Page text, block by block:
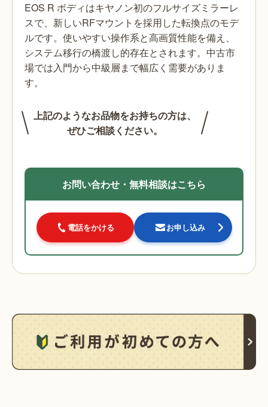
EOS R ボディはキヤノン初のフルサイズミラーレ
スで、新しいRFマウントを採用した転換点のモデ
ルです。使いやすい操作系と高画質性能を備え、
システム移行の橋渡し的存在とされます。中古市
場では入門から中級層まで幅広く需要がありま
す。
上記のようなお品物をお持ちの方は、
ぜひご相談ください。
お問い合わせ・無料相談はこちら
電話をかける お申し込み